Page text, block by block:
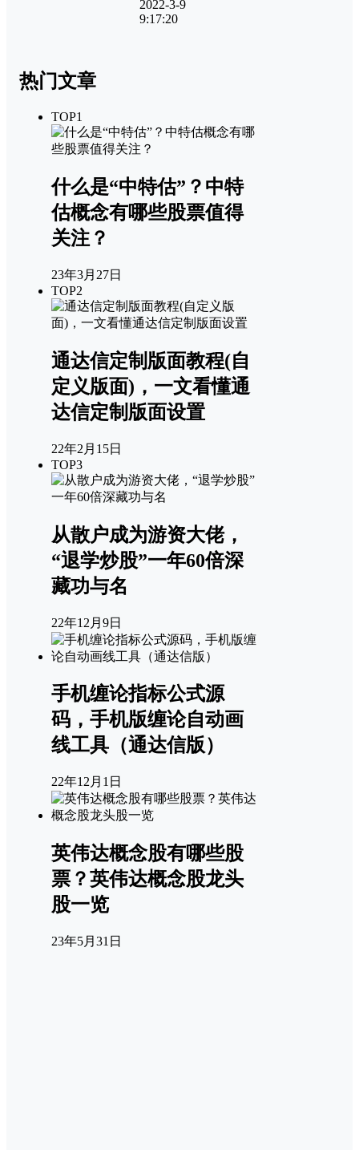
2022-3-9
9:17:20
热门文章
TOP1
什么是“中特估”？中特
估概念有哪些股票值得
关注？
23年3月27日
TOP2
通达信定制版面教程(自
定义版面)，一文看懂通
达信定制版面设置
22年2月15日
TOP3
从散户成为游资大佬，
“退学炒股”一年60倍深
藏功与名
22年12月9日
手机缠论指标公式源
码，手机版缠论自动画
线工具（通达信版）
22年12月1日
英伟达概念股有哪些股
票？英伟达概念股龙头
股一览
23年5月31日